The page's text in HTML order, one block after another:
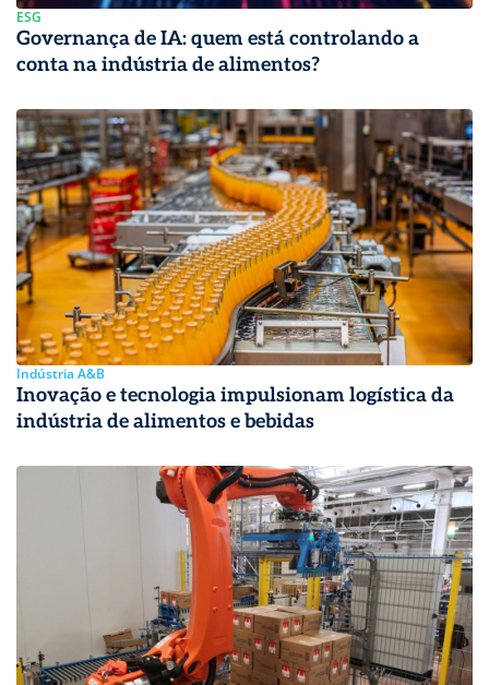
ESG
Governança de IA: quem está controlando a
conta na indústria de alimentos?
Indústria A&B
Inovação e tecnologia impulsionam logística da
indústria de alimentos e bebidas